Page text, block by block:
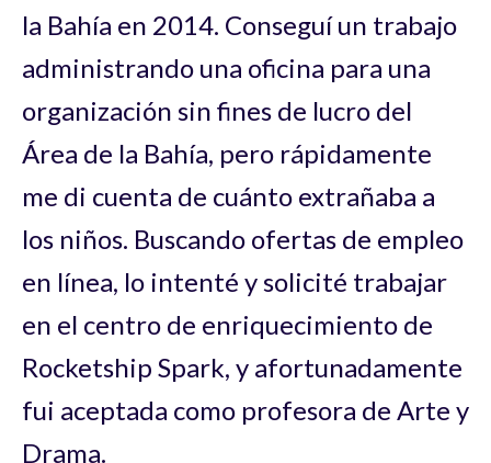
la Bahía en 2014. Conseguí un trabajo
administrando una oficina para una
organización sin fines de lucro del
Área de la Bahía, pero rápidamente
me di cuenta de cuánto extrañaba a
los niños. Buscando ofertas de empleo
en línea, lo intenté y solicité trabajar
en el centro de enriquecimiento de
Rocketship Spark, y afortunadamente
fui aceptada como profesora de Arte y
Drama.